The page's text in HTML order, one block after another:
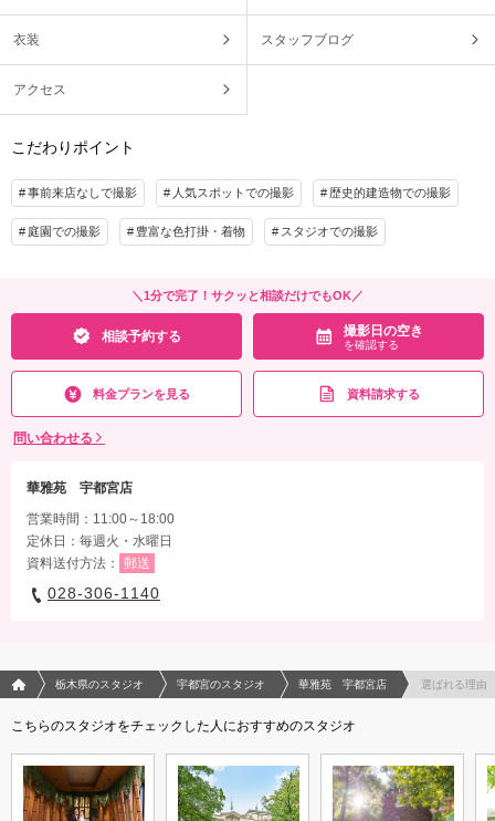
衣装 スタッフブログ
アクセス
こだわりポイント
事前来店なしで撮影 人気スポットでの撮影 歴史的建造物での撮影
庭園での撮影 豊富な色打掛・着物 スタジオでの撮影
＼1分で完了！サクッと相談だけでもOK／
相談予約する 撮影日の空き
を確認する
料金プランを見る 資料請求する
問い合わせる
華雅苑 宇都宮店
営業時間：11:00～18:00
定休日：毎週火・水曜日
資料送付方法：
郵送
028-306-1140
フォトウエディング/結婚写真のPhotorait ホーム
栃木県のスタジオ 宇都宮のスタジオ 華雅苑 宇都宮店 選ばれる理由
こちらのスタジオをチェックした人におすすめのスタジオ